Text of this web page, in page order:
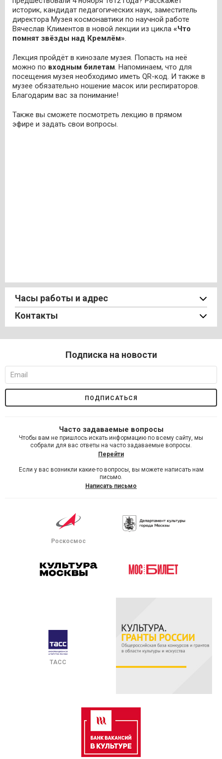
историк, кандидат педагогических наук, заместитель
директора Музея космонавтики по научной работе
Вячеслав Климентов в новой лекции из цикла «Что
помнят звёзды над Кремлём».
Лекция пройдёт в кинозале музея. Попасть на неё
можно по входным билетам. Напоминаем, что для
посещения музея необходимо иметь QR-код. И также в
музее обязательно ношение масок или респираторов.
Благодарим вас за понимание!
Также вы сможете посмотреть лекцию в прямом
эфире и задать свои вопросы.
Часы работы и адрес
Контакты
Подписка на новости
Часто задаваемые вопросы
Чтобы вам не пришлось искать информацию по всему сайту, мы
собрали для вас ответы на часто задаваемые вопросы.
Перейти
Если у вас возникли какие-то вопросы, вы можете написать нам
письмо.
Написать письмо
Роскосмос
ТАСС